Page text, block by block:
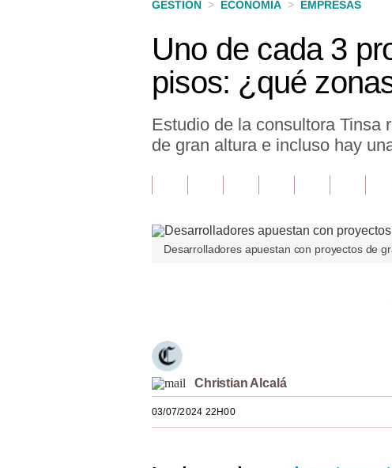
GESTION > ECONOMIA > EMPRESAS
Uno de cada 3
pisos: ¿qué
Estudio de la consultora Tinsa
de gran altura e incluso hay
Desarrolladores apuestan con proyectos de
Christian Alcalá
03/07/2024 22H00